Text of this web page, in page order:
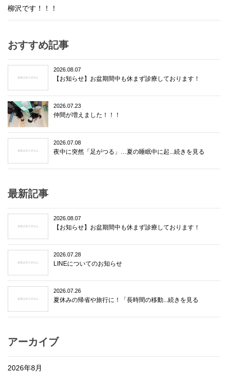
柳沢です！！！
おすすめ記事
2026.08.07
【お知らせ】お盆期間中も休まず診療しております！
2026.07.23
仲間が増えました！！！
2026.07.08
夜中に突然「足がつる」…夏の睡眠中に起...続きを見る
最新記事
2026.08.07
【お知らせ】お盆期間中も休まず診療しております！
2026.07.28
LINEについてのお知らせ
2026.07.26
夏休みの帰省や旅行に！「長時間の移動...続きを見る
アーカイブ
2026年8月